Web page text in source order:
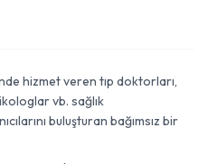
hizmet veren tıp doktorları,
vb. sağlık
buluşturan bağımsız bir